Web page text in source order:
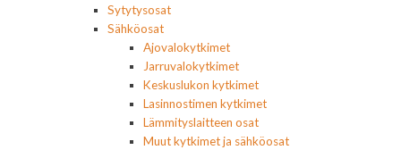
Sytytysosat
Sähköosat
Ajovalokytkimet
Jarruvalokytkimet
Keskuslukon kytkimet
Lasinnostimen kytkimet
Lämmityslaitteen osat
Muut kytkimet ja sähköosat